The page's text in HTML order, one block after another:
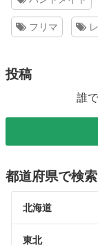
フリマ
投稿
誰
都道府県で検索
北海道
東北